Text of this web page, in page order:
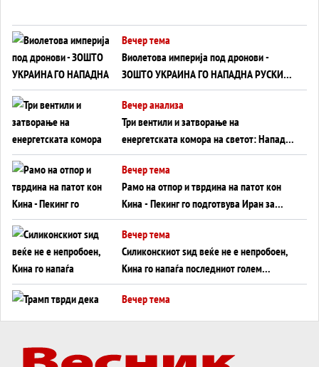
Вечер тема
Виолетова империја под дронови -
ЗОШТО УКРАИНА ГО НАПАДНА РУСКИОТ
WILDBERRIES
Вечер анализа
Три вентили и затворање на
енергетската комора на светот: Нападот
во Суец најавува глобален енергетски
инфаркт?
Вечер тема
Рамо на отпор и тврдина на патот кон
Кина - Пекинг го подготвува Иран за
американска копнена инвазија
Вечер тема
Силиконскиот ѕид веќе не е непробоен,
Кина го напаѓа последниот голем
монопол на Западот?
Вечер тема
Вечер тема